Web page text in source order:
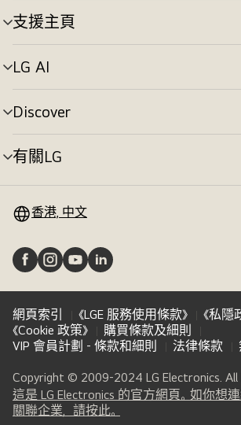
切
換
支援主頁
選
單
切
換
LG AI
選
單
切
換
Discover
選
單
切
換
有關LG
選
換 香港, 中文
網頁索引 《LGE 服務使用條款》
《私隱
《Cookie 政策》
購買條款及細則
VIP 會員計劃 - 條款和細則
法律條款
Copyright © 2009-2024 LG Electronics. All
這是 LG Electronics 的官方網頁。如你想
關聯企業，請按此。